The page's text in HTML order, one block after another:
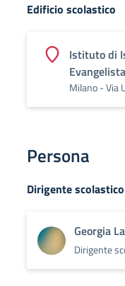
Edificio scolastico
Istituto di
Milano - Via
Persona
Dirigente scolastico
Georgia
Dirigente